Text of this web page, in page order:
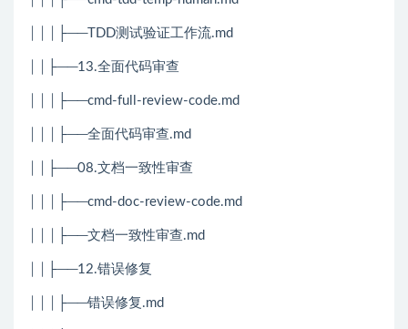
│││├──TDD测试验证工作流.md
││├──13.全面代码审查
│││├──cmd-full-review-code.md
│││├──全面代码审查.md
││├──08.文档一致性审查
│││├──cmd-doc-review-code.md
│││├──文档一致性审查.md
││├──12.错误修复
│││├──错误修复.md